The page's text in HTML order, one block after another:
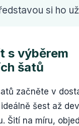
si ho
s výběrem
šatů
začněte v
šest až
Šití na míru,